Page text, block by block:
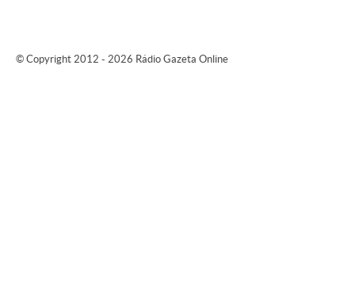
© Copyright 2012 - 2026 Rádio Gazeta Online